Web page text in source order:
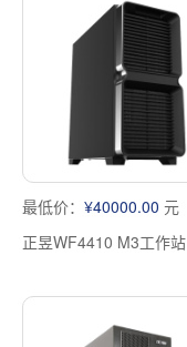
最低价： ¥40000.00 元
正昱WF4410 M3工作站